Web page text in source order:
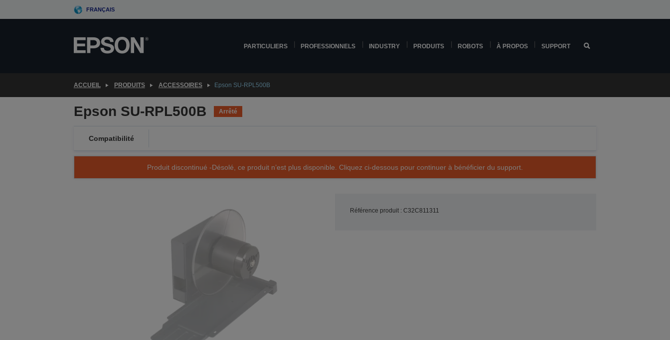
to
FRANÇAIS
PARTICULIERS PROFESSIONNELS INDUSTRY PRODUITS ROBOTS À PROPOS SUPPORT
ACCUEIL PRODUITS ACCESSOIRES Epson SU-RPL500B
Epson SU-RPL500B Arrêté
Compatibilité
Produit discontinué -Désolé, ce produit n’est plus disponible. Cliquez ci-dessous pour continuer à bénéficier du support.
Référence produit : C32C811311